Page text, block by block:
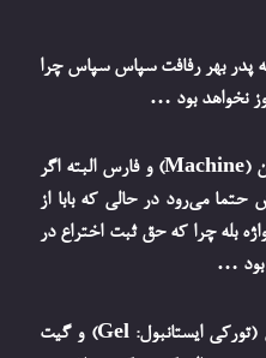
پدر بهر رفافت سپاس سپاس چرا
نخواهد بود …
یک سَيَّارَة اعراب گویند همان مِشین (Machine) و فارس البته اگر
می‌رود در حالی که بابا از
بله چرا که حق ثبت اختراع در
بود …
زبان تورکی ایستانبول بفرمایند گَل (تورکی ایستانبول: Gel) و گیت